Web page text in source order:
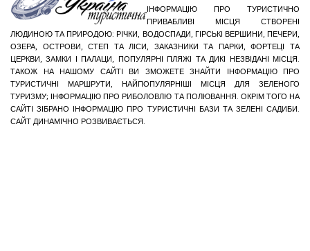
ІНФОРМАЦІЮ ПРО ТУРИСТИЧНО
ПРИВАБЛИВІ МІСЦЯ СТВОРЕНІ
ЛЮДИНОЮ ТА ПРИРОДОЮ: РІЧКИ, ВОДОСПАДИ, ГІРСЬКІ ВЕРШИНИ, ПЕЧЕРИ,
ОЗЕРА, ОСТРОВИ, СТЕП ТА ЛІСИ, ЗАКАЗНИКИ ТА ПАРКИ, ФОРТЕЦІ ТА
ЦЕРКВИ, ЗАМКИ І ПАЛАЦИ, ПОПУЛЯРНІ ПЛЯЖІ ТА ДИКІ НЕЗВІДАНІ МІСЦЯ.
ТАКОЖ НА НАШОМУ САЙТІ ВИ ЗМОЖЕТЕ ЗНАЙТИ ІНФОРМАЦІЮ ПРО
ТУРИСТИЧНІ МАРШРУТИ, НАЙПОПУЛЯРНІШІ МІСЦЯ ДЛЯ ЗЕЛЕНОГО
ТУРИЗМУ; ІНФОРМАЦІЮ ПРО РИБОЛОВЛЮ ТА ПОЛЮВАННЯ. ОКРІМ ТОГО НА
САЙТІ ЗІБРАНО ІНФОРМАЦІЮ ПРО ТУРИСТИЧНІ БАЗИ ТА ЗЕЛЕНІ САДИБИ.
САЙТ ДИНАМІЧНО РОЗВИВАЄТЬСЯ.